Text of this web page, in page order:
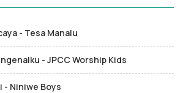
- Tesa Manalu
- JPCC Worship Kids
- Niniwe Boys